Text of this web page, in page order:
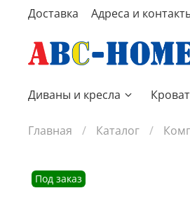
Доставка Адреса и
Диваны и кресла
Главная Каталог
Под заказ